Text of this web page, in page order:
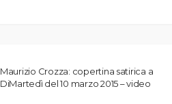
Maurizio Crozza: copertina satirica a
DiMartedì del 10 marzo 2015 – video